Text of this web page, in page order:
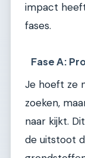
impact
fases.
Fase A:
Je hoeft ze
zoeken,
naar kijkt.
de uitstoot